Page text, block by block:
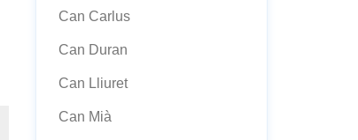
Can Carlus
Can Duran
Can Lliuret
Can Mià